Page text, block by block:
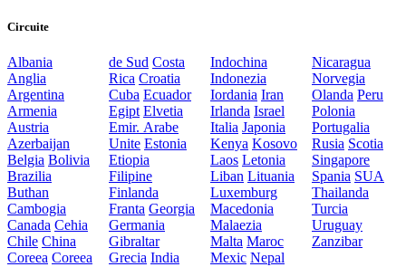
Circuite
Albania
Anglia
Argentina
Armenia
Austria
Azerbaijan
Belgia Bolivia
Brazilia
Buthan
Cambogia
Canada Cehia
Chile China
Coreea Coreea
de Sud Costa
Rica Croatia
Cuba Ecuador
Egipt Elvetia
Emir. Arabe
Unite Estonia
Etiopia
Filipine
Finlanda
Franta Georgia
Germania
Gibraltar
Grecia India
Indochina
Indonezia
Iordania Iran
Irlanda Israel
Italia Japonia
Kenya Kosovo
Laos Letonia
Liban Lituania
Luxemburg
Macedonia
Malaezia
Malta Maroc
Mexic Nepal
Nicaragua
Norvegia
Olanda Peru
Polonia
Portugalia
Rusia Scotia
Singapore
Spania SUA
Thailanda
Turcia
Uruguay
Zanzibar